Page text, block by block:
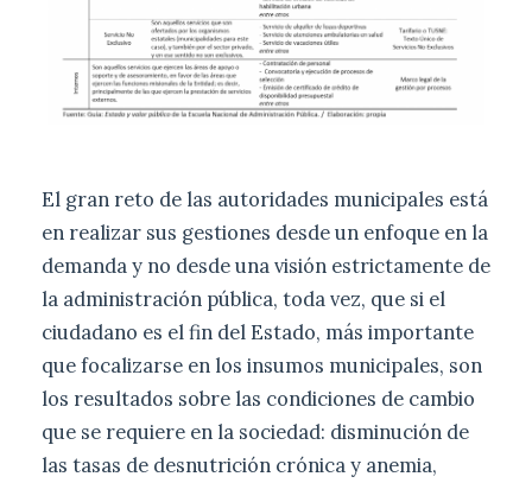
El gran reto de las autoridades municipales está
en realizar sus gestiones desde un enfoque en la
demanda y no desde una visión estrictamente de
la administración pública, toda vez, que si el
ciudadano es el fin del Estado, más importante
que focalizarse en los insumos municipales, son
los resultados sobre las condiciones de cambio
que se requiere en la sociedad: disminución de
las tasas de desnutrición crónica y anemia,